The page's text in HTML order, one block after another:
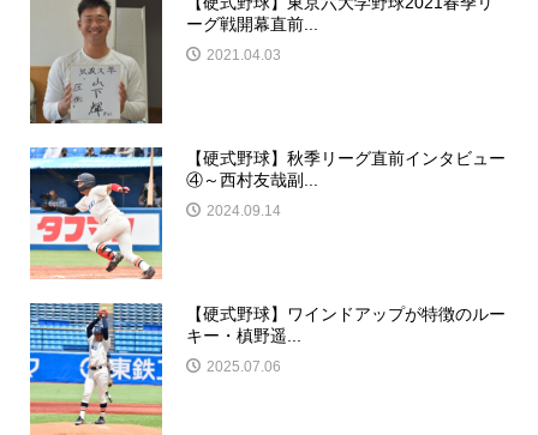
ーグ戦開幕直前...
2021.04.03
【硬式野球】秋季リーグ直前インタビュー
④～西村友哉副...
2024.09.14
【硬式野球】ワインドアップが特徴のルー
キー・槙野遥...
2025.07.06